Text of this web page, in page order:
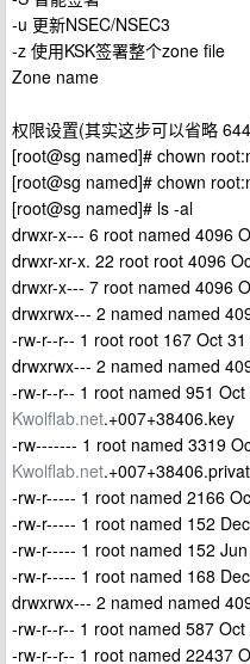
-u 更新NSEC/NSEC3
-z 使用KSK签署整个zone file
Zone name
权限设置(其实这步可以省略
[root@sg named]# chown
[root@sg named]# chown
[root@sg named]# ls -al
drwxr-x--- 6 root named 4096
drwxr-xr-x. 22 root root 4096
drwxr-x--- 7 root named 4096
drwxrwx--- 2 named named
-rw-r--r-- 1 root root 167 Oct 31
drwxrwx--- 2 named named
-rw-r--r-- 1 root named 951 Oct
Kwolflab.net.+007+38406.key
-rw------- 1 root named 3319
Kwolflab.net
-rw-r----- 1 root named 2166
-rw-r----- 1 root named 152
-rw-r----- 1 root named 152
-rw-r----- 1 root named 168
drwxrwx--- 2 named named
-rw-r--r-- 1 root named 587
-rw-r--r-- 1 root named 22437